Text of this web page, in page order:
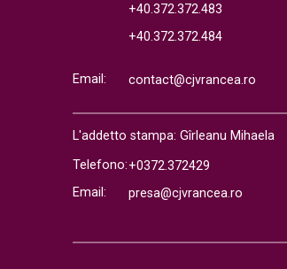
+40.372.372.483
+40.372.372.484
Email: contact@cjvrancea.ro
L'addetto stampa: Gîrleanu Mihaela
Telefono:+0372.372429
Email:
presa@cjvrancea.ro